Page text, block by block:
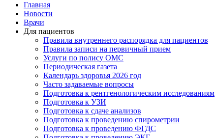
Главная
Новости
Врачи
Для пациентов
Правила внутреннего распорядка для пациентов
Правила записи на первичный прием
Услуги по полису ОМС
Периодическая газета
Календарь здоровья 2026 год
Часто задаваемые вопросы
Подготовка к рентгенологическим исследованиям
Подготовка к УЗИ
Подготовка к сдаче анализов
Подготовка к проведению спирометрии
Подготовка к проведению ФГДС